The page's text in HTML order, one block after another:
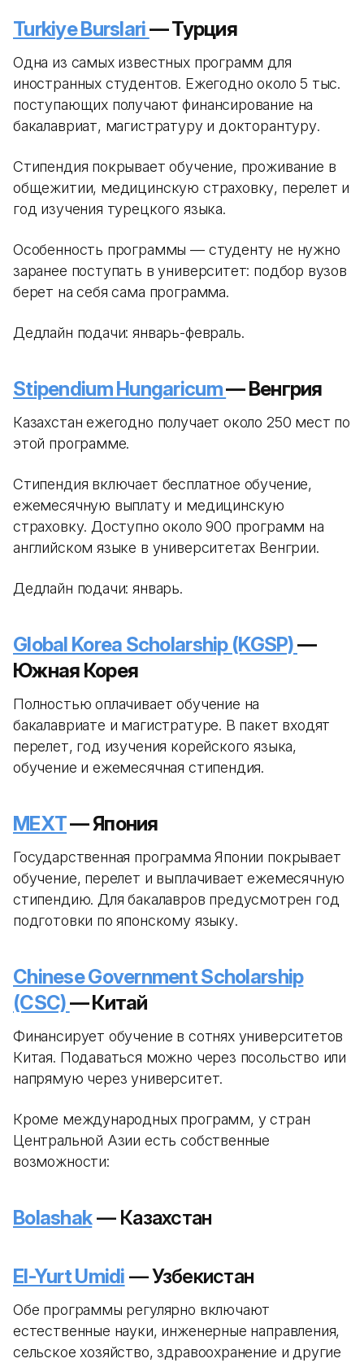
Turkiye Burslari— Турция
Одна из самых известных программ для
иностранных студентов. Ежегодно около 5 тыс.
поступающих получают финансирование на
бакалавриат, магистратуру и докторантуру.
Стипендия покрывает обучение, проживание в
общежитии, медицинскую страховку, перелет и
год изучения турецкого языка.
Особенность программы — студенту не нужно
заранее поступать в университет: подбор вузов
берет на себя сама программа.
Дедлайн подачи: январь-февраль.
Stipendium Hungaricum— Венгрия
Казахстан ежегодно получает около 250 мест по
этой программе.
Стипендия включает бесплатное обучение,
ежемесячную выплату и медицинскую
страховку. Доступно около 900 программ на
английском языке в университетах Венгрии.
Дедлайн подачи: январь.
Global Korea Scholarship (KGSP)—
Южная Корея
Полностью оплачивает обучение на
бакалавриате и магистратуре. В пакет входят
перелет, год изучения корейского языка,
обучение и ежемесячная стипендия.
MEXT— Япония
Государственная программа Японии покрывает
обучение, перелет и выплачивает ежемесячную
стипендию. Для бакалавров предусмотрен год
подготовки по японскому языку.
Chinese Government Scholarship
(CSC)— Китай
Финансирует обучение в сотнях университетов
Китая. Подаваться можно через посольство или
напрямую через университет.
Кроме международных программ, у стран
Центральной Азии есть собственные
возможности:
Bolashak— Казахстан
El-Yurt Umidi — Узбекистан
Обе программы регулярно включают
естественные науки, инженерные направления,
сельское хозяйство, здравоохранение и другие